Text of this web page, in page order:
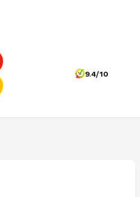
9.4/10